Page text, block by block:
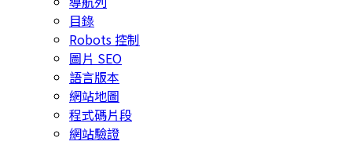
目錄
Robots 控制
圖片 SEO
語言版本
網站地圖
程式碼片段
網站驗證